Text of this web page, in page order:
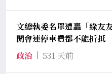
文總執委名單遭轟「綠友
開會連停車費都不能折抵
政治
531 天前